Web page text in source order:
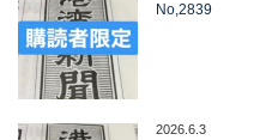
No,2839
2026.6.3